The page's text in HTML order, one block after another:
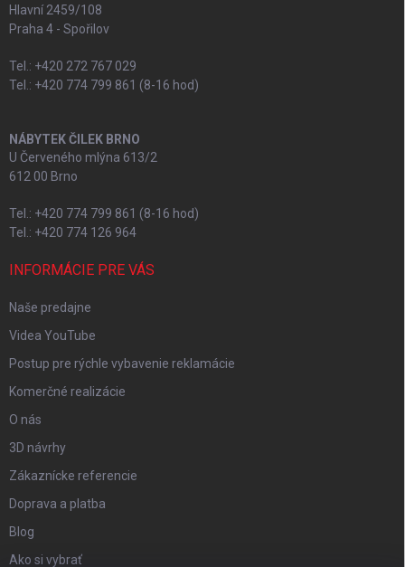
Hlavní 2459/108
Praha 4 - Spořilov
Tel.: +420 272 767 029
Tel.: +420 774 799 861 (8-16 hod)
NÁBYTEK ČILEK BRNO
U Červeného mlýna 613/2
612 00 Brno
Tel.: +420 774 799 861 (8-16 hod)
Tel.: +420 774 126 964
INFORMÁCIE PRE VÁS
Naše predajne
Videa YouTube
Postup pre rýchle vybavenie reklamácie
Komerčné realizácie
O nás
3D návrhy
Zákaznícke referencie
Doprava a platba
Blog
Ako si vybrať